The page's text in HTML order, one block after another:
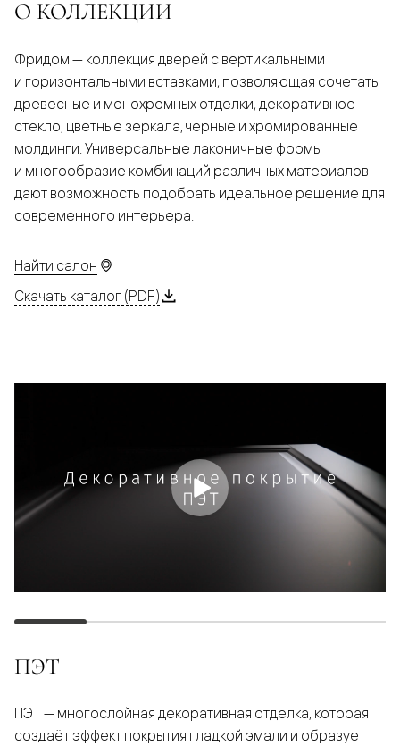
О КОЛЛЕКЦИИ
Фридом — коллекция дверей с вертикальными
и горизонтальными вставками, позволяющая сочетать
древесные и монохромных отделки, декоративное
стекло, цветные зеркала, черные и хромированные
молдинги. Универсальные лаконичные формы
и многообразие комбинаций различных материалов
дают возможность подобрать идеальное решение для
современного интерьера.
Найти салон
Скачать каталог (PDF)
ПЭТ
ПЭТ — многослойная декоративная отделка, которая
создаёт эффект покрытия гладкой эмали и образует